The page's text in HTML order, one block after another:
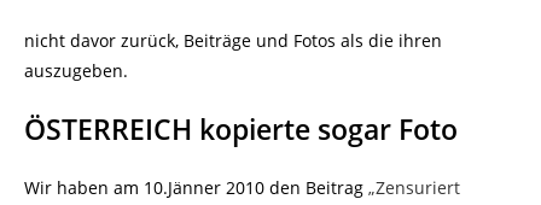
nicht davor zurück, Beiträge und Fotos als die ihren
auszugeben.
ÖSTERREICH kopierte sogar Foto
Wir haben am 10.Jänner 2010 den Beitrag „Zensuriert